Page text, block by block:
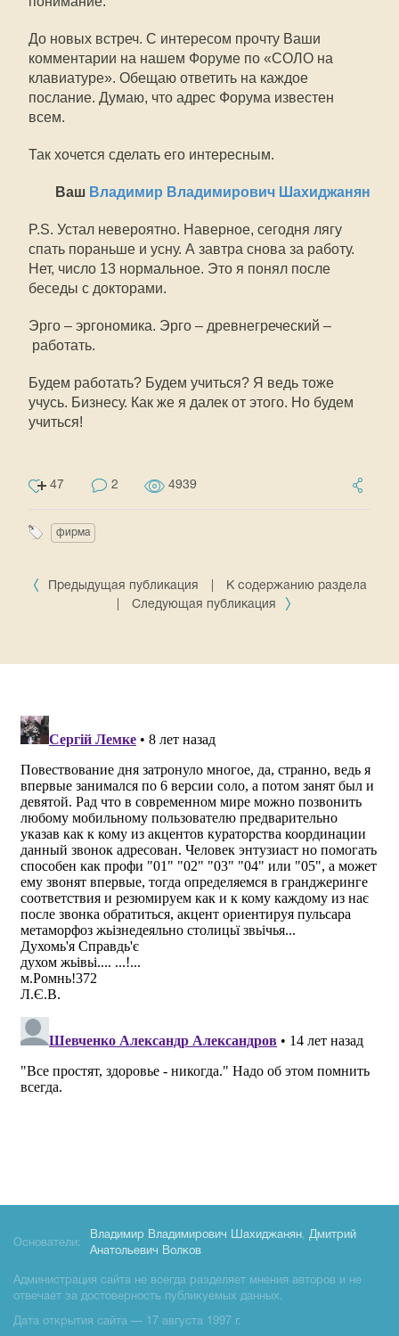
До новых встреч. С интересом прочту Ваши
комментарии на нашем Форуме по «СОЛО на
клавиатуре». Обещаю ответить на каждое
послание. Думаю, что адрес Форума известен
всем.
Так хочется сделать его интересным.
Ваш Владимир Владимирович Шахиджанян
P.S. Устал невероятно. Наверное, сегодня лягу
спать пораньше и усну. А завтра снова за работу.
Нет, число 13 нормальное. Это я понял после
беседы с докторами.
Эрго – эргономика. Эрго – древнегреческий –
работать.
Будем работать? Будем учиться? Я ведь тоже
учусь. Бизнесу. Как же я далек от этого. Но будем
учиться!
47 2 4939
фирма
Предыдущая публикация
К содержанию раздела
Следующая публикация
Основатели:
Владимир Владимирович Шахиджанян, Дмитрий
Анатольевич Волков
Администрация сайта не всегда разделяет мнения авторов и не
отвечает за достоверность публикуемых данных.
Дата открытия сайта — 17 августа 1997 г.